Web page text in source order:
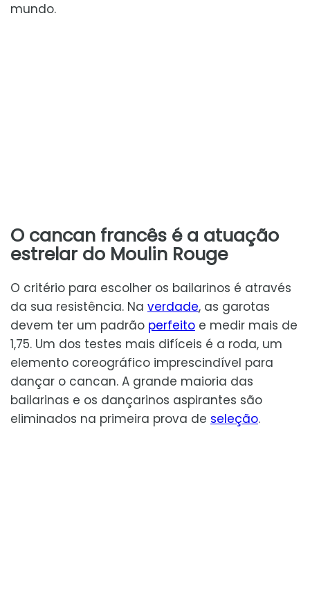
mundo.
O cancan francês é a atuação
estrelar do Moulin Rouge
O critério para escolher os bailarinos é através
da sua resistência. Na verdade, as garotas
devem ter um padrão perfeito e medir mais de
1,75. Um dos testes mais difíceis é a roda, um
elemento coreográfico imprescindível para
dançar o cancan. A grande maioria das
bailarinas e os dançarinos aspirantes são
eliminados na primeira prova de seleção.